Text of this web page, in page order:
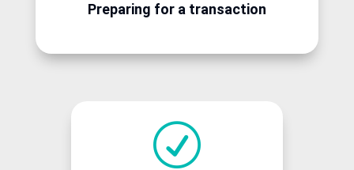
Preparing for a transaction
R